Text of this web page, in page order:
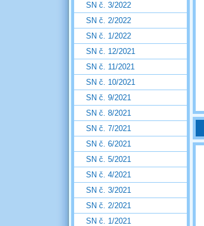
SN č. 3/2022
SN č. 2/2022
SN č. 1/2022
SN č. 12/2021
SN č. 11/2021
SN č. 10/2021
SN č. 9/2021
SN č. 8/2021
SN č. 7/2021
SN č. 6/2021
SN č. 5/2021
SN č. 4/2021
SN č. 3/2021
SN č. 2/2021
SN č. 1/2021